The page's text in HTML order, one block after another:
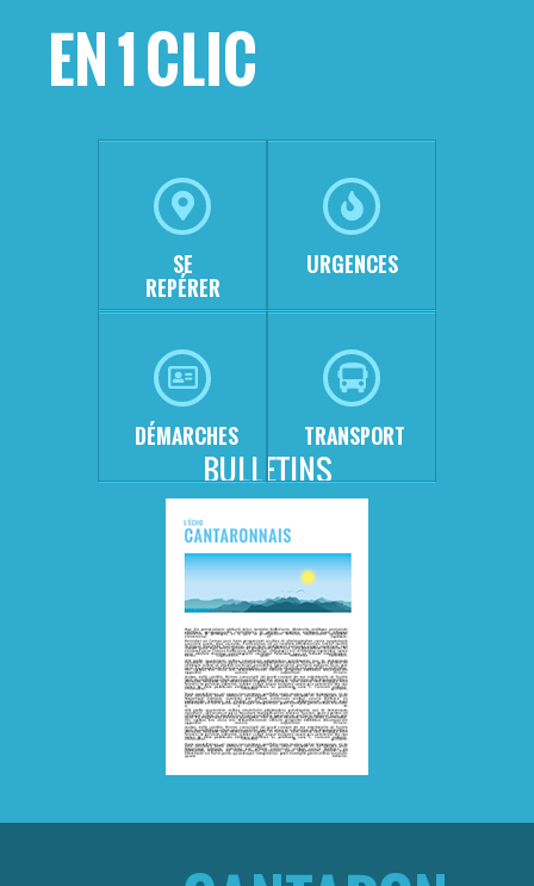
BULLETINS
EN 1 CLIC
SE
REPÉRER
URGENCES
DÉMARCHES TRANSPORT